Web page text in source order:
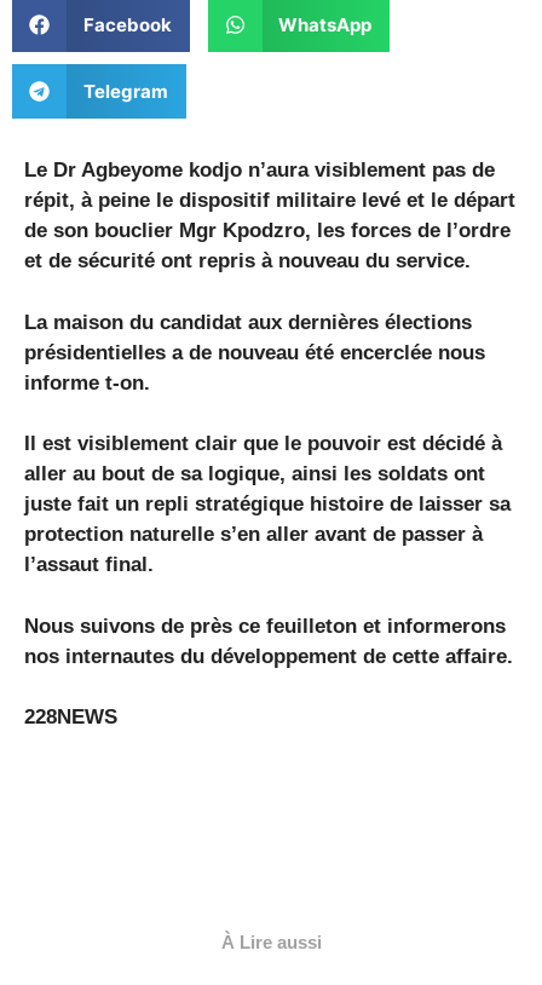
Facebook WhatsApp
Telegram
Le Dr Agbeyome kodjo n’aura visiblement pas de
répit, à peine le dispositif militaire levé et le départ
de son bouclier Mgr Kpodzro, les forces de l’ordre
et de sécurité ont repris à nouveau du service.
La maison du candidat aux dernières élections
présidentielles a de nouveau été encerclée nous
informe t-on.
Il est visiblement clair que le pouvoir est décidé à
aller au bout de sa logique, ainsi les soldats ont
juste fait un repli stratégique histoire de laisser sa
protection naturelle s’en aller avant de passer à
l’assaut final.
Nous suivons de près ce feuilleton et informerons
nos internautes du développement de cette affaire.
228NEWS
À Lire aussi